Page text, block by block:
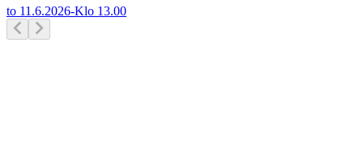
to 11.6.2026-Klo 13.00